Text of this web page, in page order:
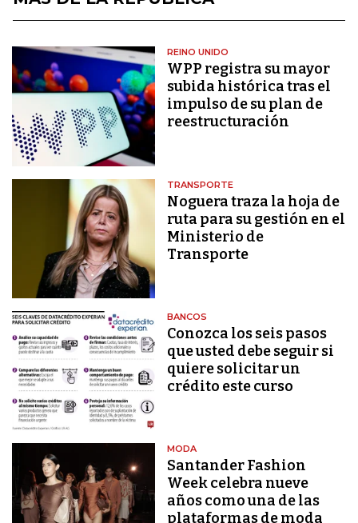
REINO UNIDO
WPP registra su mayor
subida histórica tras el
impulso de su plan de
reestructuración
TRANSPORTE
Noguera traza la hoja de
ruta para su gestión en el
Ministerio de
Transporte
BANCOS
Conozca los seis pasos
que usted debe seguir si
quiere solicitar un
crédito este curso
MODA
Santander Fashion
Week celebra nueve
años como una de las
plataformas de moda